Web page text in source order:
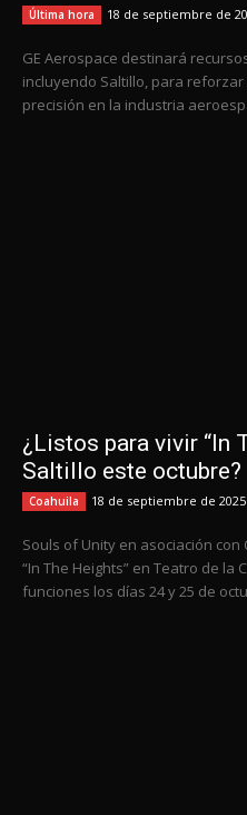
Última hora 18 de septiembre de
GE Aerospace destinará
incluyendo Saltillo, para
precisión en la industria
¿Listos para vivir “In
Saltillo este octubre?
Coahuila 18 de septiembre de 2025
Souls of Unity en asociación
“In The Heights” en Teatro de la
funciones los días 24 y 25 de